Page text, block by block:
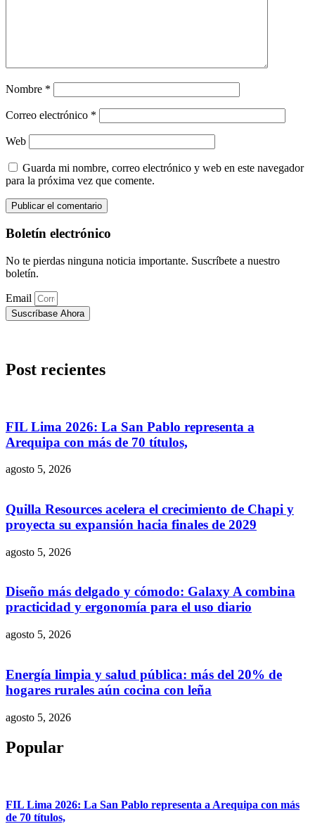
Nombre *
Correo electrónico *
Web
Guarda mi nombre, correo electrónico y web en este navegador
para la próxima vez que comente.
Boletín electrónico
No te pierdas ninguna noticia importante. Suscríbete a nuestro
boletín.
Email
Suscríbase Ahora
Post recientes
FIL Lima 2026: La San Pablo representa a
Arequipa con más de 70 títulos,
agosto 5, 2026
Quilla Resources acelera el crecimiento de Chapi y
proyecta su expansión hacia finales de 2029
agosto 5, 2026
Diseño más delgado y cómodo: Galaxy A combina
practicidad y ergonomía para el uso diario
agosto 5, 2026
Energía limpia y salud pública: más del 20% de
hogares rurales aún cocina con leña
agosto 5, 2026
Popular
FIL Lima 2026: La San Pablo representa a Arequipa con más
de 70 títulos,